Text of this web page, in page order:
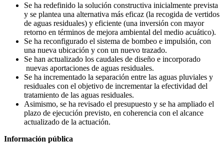
Se ha redefinido la solución constructiva inicialmente prevista
y se plantea una alternativa más eficaz (la recogida de vertidos
de aguas residuales) y eficiente (una inversión con mayor
retorno en términos de mejora ambiental del medio acuático).
Se ha reconfigurado el sistema de bombeo e impulsión, con
una nueva ubicación y con un nuevo trazado.
Se han actualizado los caudales de diseño e incorporado
nuevas aportaciones de aguas residuales.
Se ha incrementado la separación entre las aguas pluviales y
residuales con el objetivo de incrementar la efectividad del
tratamiento de las aguas residuales.
Asimismo, se ha revisado el presupuesto y se ha ampliado el
plazo de ejecución previsto, en coherencia con el alcance
actualizado de la actuación.
Información pública